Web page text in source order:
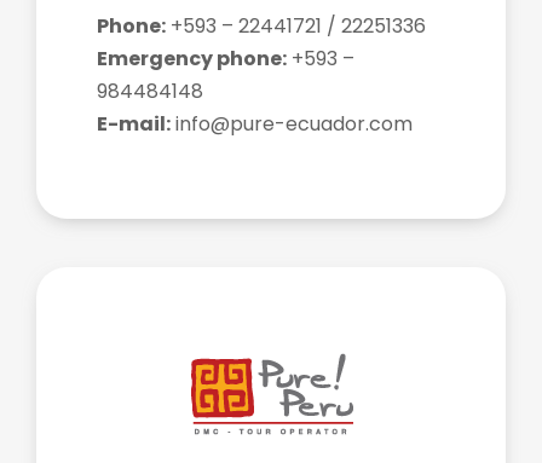
Phone: +593 – 22441721 / 22251336
Emergency phone: +593 –
984484148
E-mail:info@pure-ecuador.com